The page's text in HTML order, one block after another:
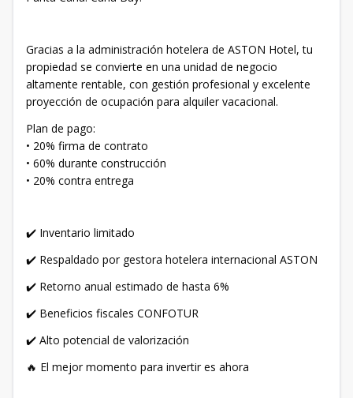
Gracias a la administración hotelera de ASTON Hotel, tu
propiedad se convierte en una unidad de negocio
altamente rentable, con gestión profesional y excelente
proyección de ocupación para alquiler vacacional.
Plan de pago:
• 20% firma de contrato
• 60% durante construcción
• 20% contra entrega
✔️ Inventario limitado
✔️ Respaldado por gestora hotelera internacional ASTON
✔️ Retorno anual estimado de hasta 6%
✔️ Beneficios fiscales CONFOTUR
✔️ Alto potencial de valorización
🔥 El mejor momento para invertir es ahora